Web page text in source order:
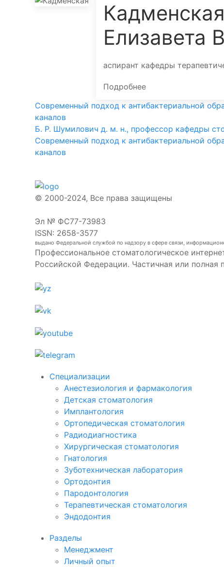
Кадменская
Елизавета
аспирант кафедры
Подробнее
Современный подход к антибактериальной
каналов
Б. Р. Шумилович д. м. н., профессор кафедры
Современный подход к антибактериальной
каналов
© 2000-2024, Все права защищены
Эл № ФС77-73983
ISSN: 2658-3577
выдано Федеральной службой по надзору в сфере связи,
Профессиональное стоматологическое
Российской Федерации. Частичная или полная
Специализации
Анестезиология и фармакология
Детская стоматология
Имплантология
Ортопедическая стоматология
Радиодиагностика
Хирургическая стоматология
Гнатология
Зуботехническая лаборатория
Ортодонтия
Пародонтология
Терапевтическая стоматология
Эндодонтия
Разделы
Менеджмент
Личный опыт